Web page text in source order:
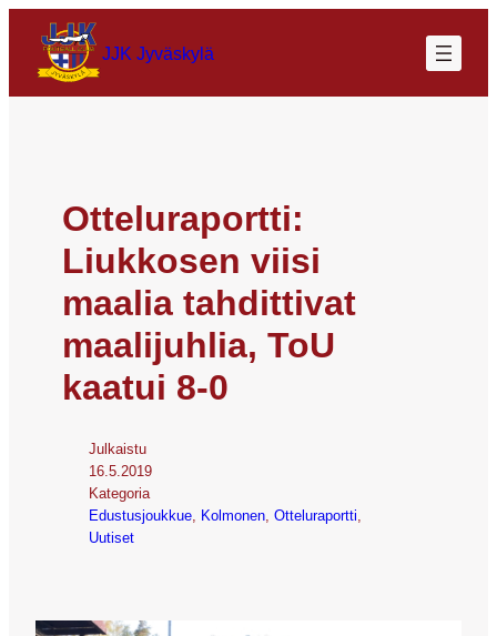
JJK Jyväskylä
Otteluraportti:
Liukkosen viisi
maalia tahdittivat
maalijuhlia, ToU
kaatui 8-0
Julkaistu
16.5.2019
Kategoria
Edustusjoukkue Kolmonen Otteluraportti
Uutiset